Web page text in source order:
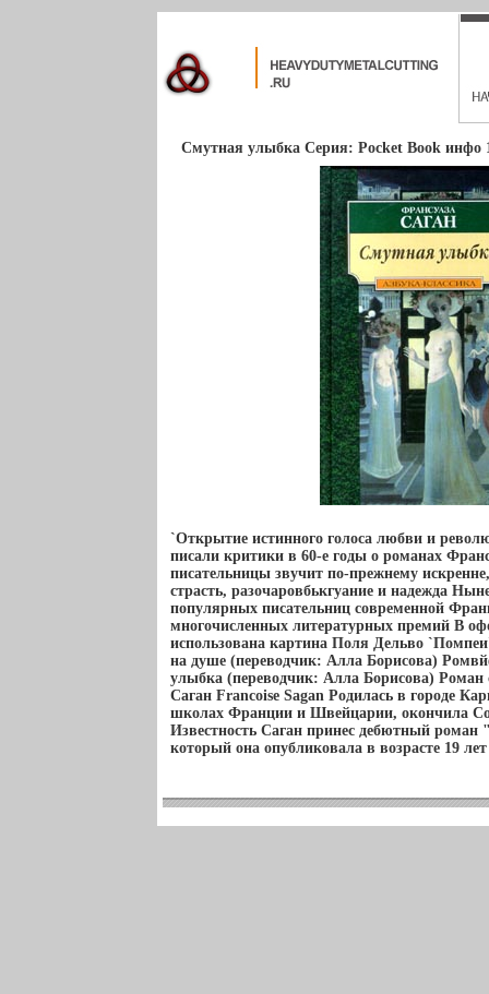
Смутная улыбка Серия: Pocket Book инфо
`Открытие истинного голоса любви и
писали критики в 60-е годы о романах
писательницы звучит по-прежнему
страсть, разочаровбькгуание и надежда
популярных писательниц современной
многочисленных литературных премий В
использована картина Поля Дельво
на душе (переводчик: Алла Борисова)
улыбка (переводчик: Алла Борисова) Роман
Саган Francoise Sagan Родилась в городе
школах Франции и Швейцарии, окончила
Известность Саган принес дебютный роман
который она опубликовала в возрасте 19